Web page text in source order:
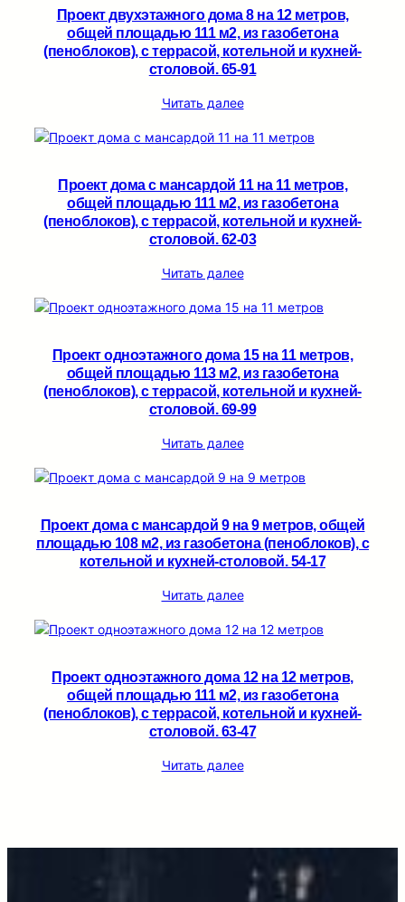
Проект двухэтажного дома 8 на 12 метров,
общей площадью 111 м2, из газобетона
(пеноблоков), c террасой, котельной и кухней-
столовой. 65-91
Читать далее
Проект дома с мансардой 11 на 11 метров,
общей площадью 111 м2, из газобетона
(пеноблоков), c террасой, котельной и кухней-
столовой. 62-03
Читать далее
Проект одноэтажного дома 15 на 11 метров,
общей площадью 113 м2, из газобетона
(пеноблоков), c террасой, котельной и кухней-
столовой. 69-99
Читать далее
Проект дома с мансардой 9 на 9 метров, общей
площадью 108 м2, из газобетона (пеноблоков), c
котельной и кухней-столовой. 54-17
Читать далее
Проект одноэтажного дома 12 на 12 метров,
общей площадью 111 м2, из газобетона
(пеноблоков), c террасой, котельной и кухней-
столовой. 63-47
Читать далее